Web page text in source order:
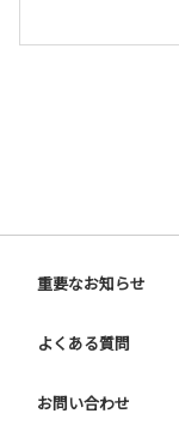
重要なお知らせ
よくある質問
お問い合わせ